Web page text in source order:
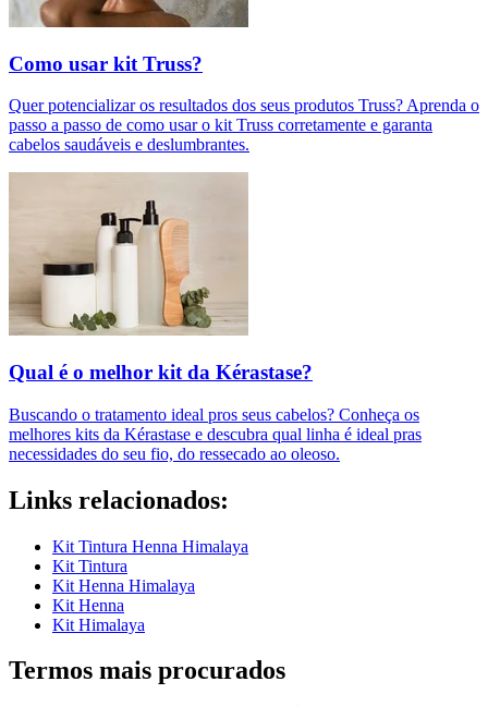
Como usar kit Truss?
Quer potencializar os resultados dos seus produtos Truss? Aprenda o
passo a passo de como usar o kit Truss corretamente e garanta
cabelos saudáveis e deslumbrantes.
Qual é o melhor kit da Kérastase?
Buscando o tratamento ideal pros seus cabelos? Conheça os
melhores kits da Kérastase e descubra qual linha é ideal pras
necessidades do seu fio, do ressecado ao oleoso.
Links relacionados:
Kit Tintura Henna Himalaya
Kit Tintura
Kit Henna Himalaya
Kit Henna
Kit Himalaya
Termos mais procurados